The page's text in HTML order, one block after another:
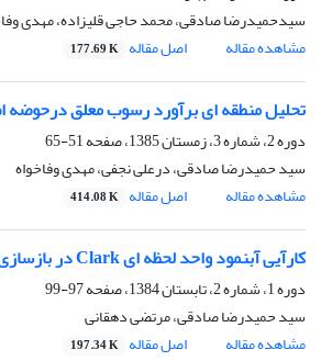
سیدحمیدرضا صادقی، محمد حاجی قلیزاده، مهدی
مشاهده مقاله
اصل مقاله 177.69 K
تحلیل منطقه ای برآورد رسوب معلق درحوضه
دوره 2، شماره 3، زمستان 1385، صفحه
51-65
سید حمیدرضا صادقی، درعلی نجفی، مهدی وفاخواه
مشاهده مقاله
اصل مقاله 414.08 K
کارآیی آبنمود واحد لحظه‏ ای Clark در بازسازی آبنمود واحد سیل
دوره 1، شماره 2، تابستان 1384، صفحه
97-99
سید حمیدرضا صادقی، مرتضی دهقانی
مشاهده مقاله
اصل مقاله 197.34 K